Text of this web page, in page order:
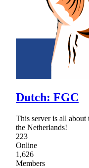
Dutch: FGC
This server is all
the Netherlands!
223
Online
1,626
Members